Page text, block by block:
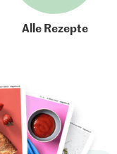
Alle Rezepte